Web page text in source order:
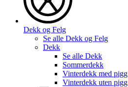
Dekk og Felg
Se alle Dekk og Felg
Dekk
Se alle Dekk
Sommerdekk
Vinterdekk med pigg
Vinterdekk uten pigg